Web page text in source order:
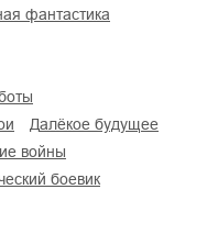
фантастика
далёкое будущее
войны
боевик